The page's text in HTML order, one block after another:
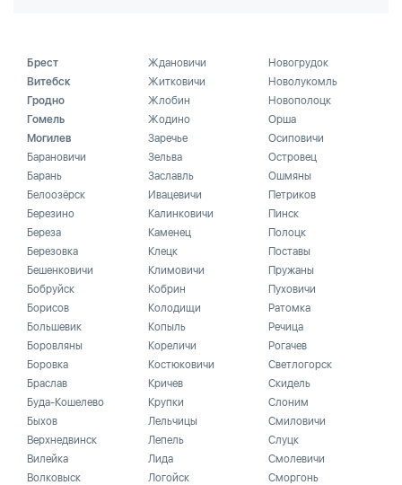
Брест
Витебск
Гродно
Гомель
Могилев
Барановичи
Барань
Белоозёрск
Березино
Береза
Березовка
Бешенковичи
Бобруйск
Борисов
Большевик
Боровляны
Боровка
Браслав
Буда-Кошелево
Быхов
Верхнедвинск
Вилейка
Волковыск
Ждановичи
Житковичи
Жлобин
Жодино
Заречье
Зельва
Заславль
Ивацевичи
Калинковичи
Каменец
Клецк
Климовичи
Кобрин
Колодищи
Копыль
Кореличи
Костюковичи
Кричев
Крупки
Лельчицы
Лепель
Лида
Логойск
Новогрудок
Новолукомль
Новополоцк
Орша
Осиповичи
Островец
Ошмяны
Петриков
Пинск
Полоцк
Поставы
Пружаны
Пуховичи
Ратомка
Речица
Рогачев
Светлогорск
Скидель
Слоним
Смиловичи
Слуцк
Смолевичи
Сморгонь